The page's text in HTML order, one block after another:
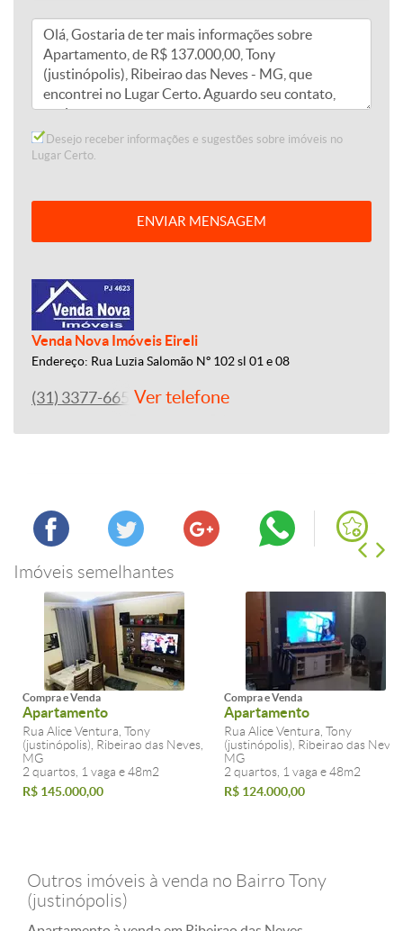
Desejo receber informações e sugestões sobre imóveis no
Lugar Certo.
ENVIAR MENSAGEM
Venda Nova Imóveis Eireli
Endereço: Rua Luzia Salomão Nº 102 sl 01 e 08
(31) 3377-6655Ver telefone
Imóveis semelhantes
Compra e Venda
Apartamento
Rua Alice Ventura, Tony
(justinópolis), Ribeirao das Neves,
MG
2 quartos, 1 vaga e 48m2
R$ 145.000,00
Compra e Venda
Apartamento
Rua Alice Ventura, Tony
(justinópolis), Ribeirao das
MG
2 quartos, 1 vaga e 48m2
R$ 124.000,00
Outros imóveis à venda no Bairro Tony
(justinópolis)